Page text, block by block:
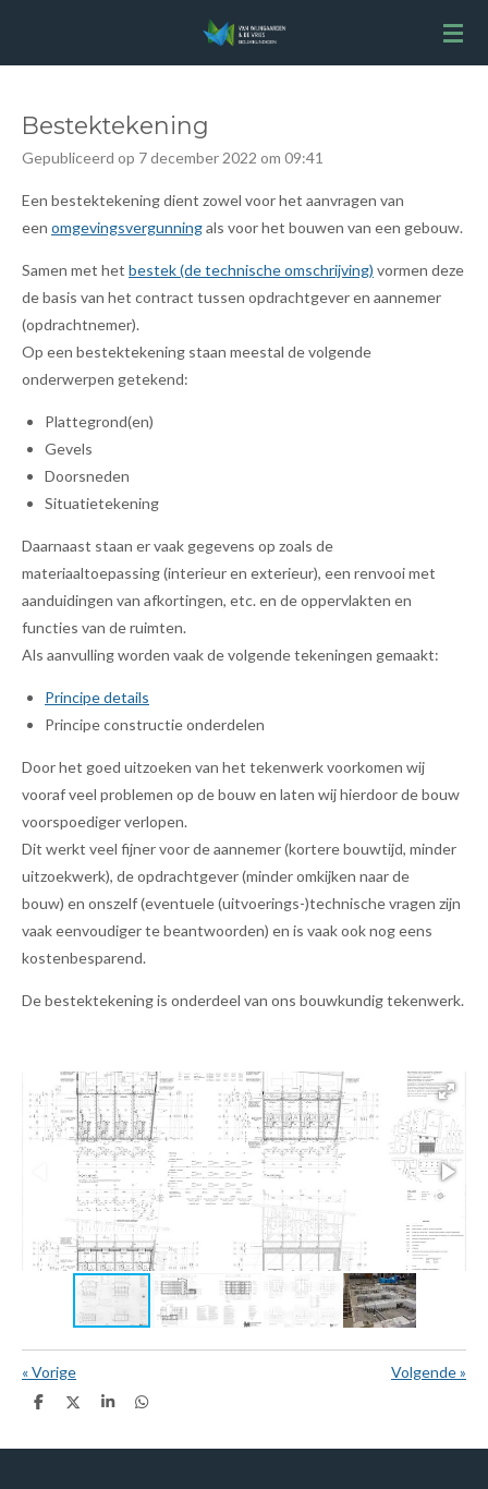
hoofdinhoud
Bestektekening
Gepubliceerd op 7 december 2022 om 09:41
Een bestektekening dient zowel voor het aanvragen van
een omgevingsvergunningals voor het bouwen van een gebouw.
Samen met het bestek (de technische omschrijving) vormen deze
de basis van het contract tussen opdrachtgever en aannemer
(opdrachtnemer).
Op een bestektekening staan meestal de volgende
onderwerpen getekend:
Plattegrond(en)
Gevels
Doorsneden
Situatietekening
Daarnaast staan er vaak gegevens op zoals de
materiaaltoepassing (interieur en exterieur), een renvooi met
aanduidingen van afkortingen, etc. en de oppervlakten en
functies van de ruimten.
Als aanvulling worden vaak de volgende tekeningen gemaakt:
Principe details
Principe constructie onderdelen
Door het goed uitzoeken van het tekenwerk voorkomen wij
vooraf veel problemen op de bouw en laten wij hierdoor de bouw
voorspoediger verlopen.
Dit werkt veel fijner voor de aannemer (kortere bouwtijd, minder
uitzoekwerk), de opdrachtgever (minder omkijken naar de
bouw) en onszelf (eventuele (uitvoerings-)technische vragen zijn
vaak eenvoudiger te beantwoorden) en is vaak ook nog eens
kostenbesparend.
De bestektekening is onderdeel van ons bouwkundig tekenwerk.
«Vorige Volgende»
D
e
D
l
S
r
D
e